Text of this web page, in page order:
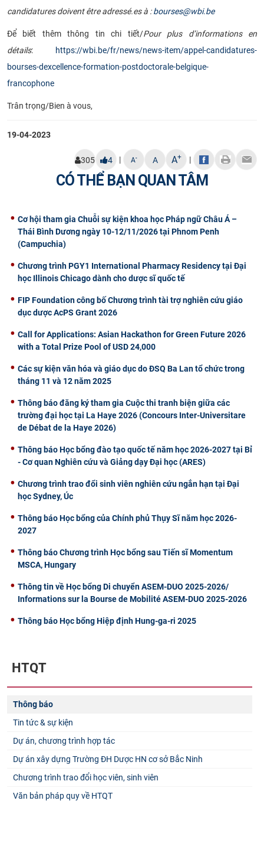
candidatures doivent être adressé.es à :bourses@wbi.be
Để biết thêm thông tin chi tiết/Pour plus d’informations en
détails: https://wbi.be/fr/news/news-item/appel-candidatures-
bourses-dexcellence-formation-postdoctorale-belgique-
francophone
Trân trọng/Bien à vous,
19-04-2023
305 4 | A- A A+ |
CÓ THỂ BẠN QUAN TÂM
Cơ hội tham gia Chuỗi sự kiện khoa học Pháp ngữ Châu Á –
Thái Bình Dương ngày 10-12/11/2026 tại Phnom Penh
(Campuchia)
Chương trình PGY1 International Pharmacy Residency tại Đại
học Illinois Chicago dành cho dược sĩ quốc tế
FIP Foundation công bố Chương trình tài trợ nghiên cứu giáo
dục dược AcPS Grant 2026
Call for Applications: Asian Hackathon for Green Future 2026
with a Total Prize Pool of USD 24,000
Các sự kiện văn hóa và giáo dục do ĐSQ Ba Lan tổ chức trong
tháng 11 và 12 năm 2025
Thông báo đăng ký tham gia Cuộc thi tranh biện giữa các
trường đại học tại La Haye 2026 (Concours Inter-Universitare
de Débat de la Haye 2026)
Thông báo Học bổng đào tạo quốc tế năm học 2026-2027 tại Bỉ
- Cơ quan Nghiên cứu và Giảng dạy Đại học (ARES)
Chương trình trao đổi sinh viên nghiên cứu ngắn hạn tại Đại
học Sydney, Úc
Thông báo Học bổng của Chính phủ Thụy Sĩ năm học 2026-
2027
Thông báo Chương trình Học bổng sau Tiến sĩ Momentum
MSCA, Hungary
Thông tin về Học bổng Di chuyển ASEM-DUO 2025-2026/
Informations sur la Bourse de Mobilité ASEM-DUO 2025-2026
Thông báo Học bổng Hiệp định Hung-ga-ri 2025
HTQT
Thông báo
Tin tức & sự kiện
Dự án, chương trình hợp tác
Dự án xây dựng Trường ĐH Dược HN cơ sở Bắc Ninh
Chương trình trao đổi học viên, sinh viên
Văn bản pháp quy về HTQT